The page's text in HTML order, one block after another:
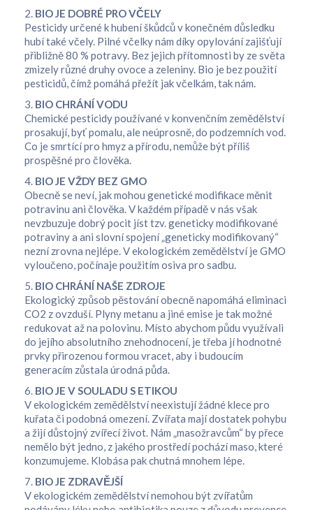
2. BIO JE DOBRÉ PRO VČELY
Pesticidy určené k hubení škůdců v konečném důsledku
hubí také včely. Pilné včelky nám díky opylování zajišťují
přibližně 80 % potravy. Bez jejich přítomnosti by ze světa
zmizely různé druhy ovoce a zeleniny. Bio je bez použití
pesticidů, čímž pomáhá přežít jak včelkám, tak nám.
3. BIO CHRÁNÍ VODU
Chemické pesticidy používané v konvenčním zemědělství
prosakují, byť pomalu, ale neúprosně, do podzemních vod.
Co je smrtící pro hmyz a přírodu, nemůže být příliš
prospěšné pro člověka.
4. BIO JE VŽDY BEZ GMO
Obecně se neví, jak mohou genetické modifikace měnit
potravinu ani člověka. V každém případě v nás však
nevzbuzuje dobrý pocit jíst tzv. geneticky modifikované
potraviny a ani slovní spojení „geneticky modifikovaný“
nezní zrovna nejlépe. V ekologickém zemědělství je GMO
vyloučeno, počínaje použitím osiva pro sadbu.
5. BIO CHRÁNÍ NAŠE ZDROJE
Ekologický způsob pěstování obecně napomáhá eliminaci
CO2 z ovzduší. Plyny metanu a jiné emise je tak možné
redukovat až na polovinu. Místo abychom půdu využívali
do jejího absolutního znehodnocení, je třeba jí hodnotné
prvky přirozenou formou vracet, aby i budoucím
generacím zůstala úrodná půda.
6. BIO JE V SOULADU S ETIKOU
V ekologickém zemědělství neexistují žádné klece pro
kuřata či podobná omezení. Zvířata mají dostatek pohybu
a žijí důstojný zvířecí život. Nám „masožravcům“ by přece
nemělo být jedno, z jakého prostředí pochází maso, které
konzumujeme. Klobása pak chutná mnohem lépe.
7. BIO JE ZDRAVĚJŠÍ
V ekologickém zemědělství nemohou být zvířatům